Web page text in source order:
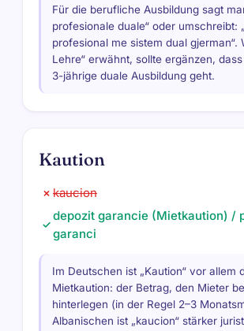
Für die berufliche Ausbildung sagt
profesionale duale“ oder umschreibt:
profesional me sistem dual gjerman“.
Lehre“ erwähnt, sollte ergänzen,
3-jährige duale Ausbildung geht.
Kaution
✗ kaucion
✓
depozit garancie (Mietkaution) /
garanci
Im Deutschen ist „Kaution“ vor allem
Mietkaution: der Betrag, den Mieter
hinterlegen (in der Regel 2–3
Albanischen ist „kaucion“ stärker